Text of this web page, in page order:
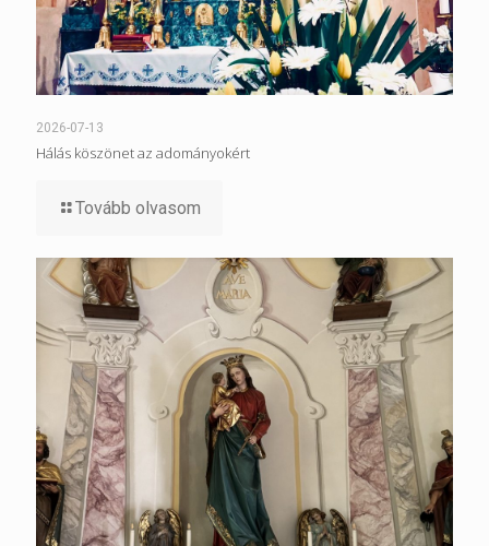
2026-07-13
Hálás köszönet az adományokért
Tovább olvasom